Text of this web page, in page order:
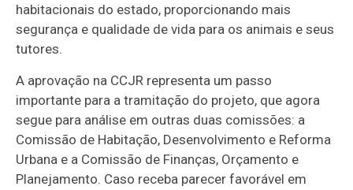
habitacionais do estado, proporcionando mais
segurança e qualidade de vida para os animais e seus
tutores.
A aprovação na CCJR representa um passo
importante para a tramitação do projeto, que agora
segue para análise em outras duas comissões: a
Comissão de Habitação, Desenvolvimento e Reforma
Urbana e a Comissão de Finanças, Orçamento e
Planejamento. Caso receba parecer favorável em